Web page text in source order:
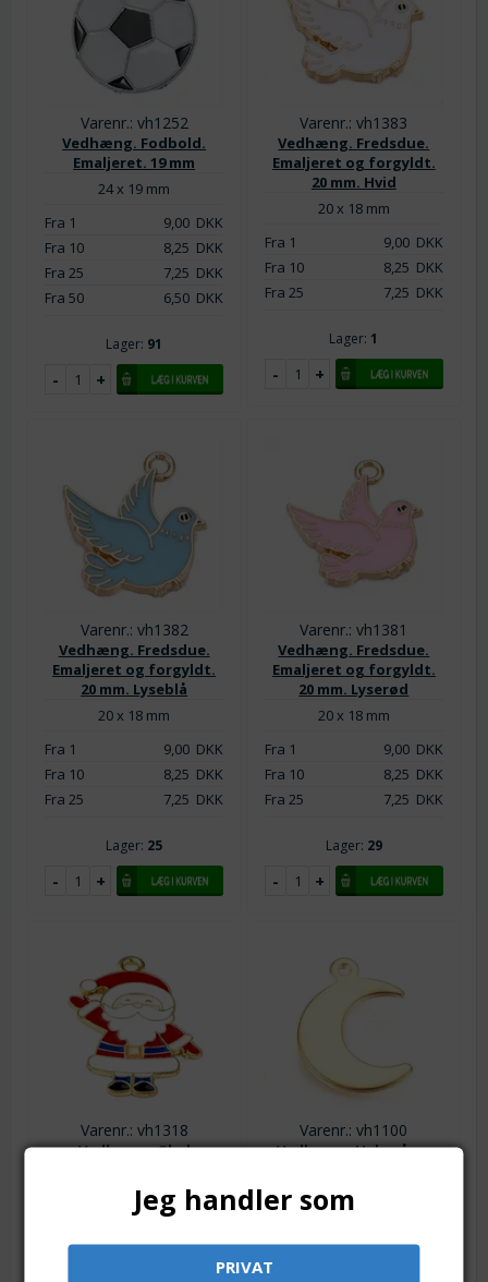
Varenr.: vh1252
Vedhæng. Fodbold.
Emaljeret. 19 mm
24 x 19 mm
Fra 1
9,00DKK
Fra 10
8,25 DKK
Fra 25
7,25 DKK
Fra 50
6,50DKK
Lager: 91
Varenr.: vh1383
Vedhæng. Fredsdue.
Emaljeret og forgyldt.
20 mm. Hvid
20 x 18 mm
Fra 1
9,00DKK
Fra 10
8,25 DKK
Fra 25
7,25 DKK
Lager: 1
Varenr.: vh1382
Vedhæng. Fredsdue.
Emaljeret og forgyldt.
20 mm. Lyseblå
20 x 18 mm
Fra 1
9,00DKK
Fra 10
8,25 DKK
Fra 25
7,25 DKK
Lager: 25
Varenr.: vh1381
Vedhæng. Fredsdue.
Emaljeret og forgyldt.
20 mm. Lyserød
20 x 18 mm
Fra 1
9,00DKK
Fra 10
8,25 DKK
Fra 25
7,25 DKK
Lager: 29
Varenr.: vh1318
Vedhæng. Glad
forgyldt. 25 mm
23 x 18 mm
Fra 1
9,00DKK
DKK
Varenr.: vh1100
Vedhæng. Halvmåne.
15 x 11 mm. Blank guld.
Fra 1
4,00DKK
Fra 10
Jeg handler som
PRIVAT